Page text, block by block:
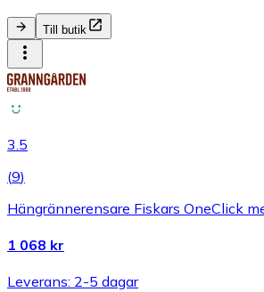
Till butik
3.5
(9)
Hängrännerensare Fiskars OneClick
1 068 kr
Leverans: 2-5 dagar